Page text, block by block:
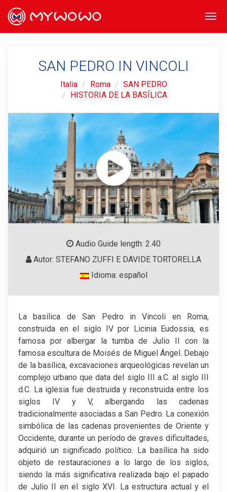
SAN PEDRO IN VINCOLI
Italia Roma
SAN PEDRO
HISTORIA DE LA BASÍLICA
Audio Guide length: 2.40
Autor: STEFANO ZUFFI E DAVIDE TORTORELLA
Idioma: español
La basílica de San Pedro in Vincoli en Roma,
construida en el siglo IV por Licinia Eudossia, es
famosa por albergar la tumba de Julio II con la
famosa escultura de Moisés de Miguel Ángel. Debajo
de la basílica, excavaciones arqueológicas revelan un
complejo urbano que data del siglo III a.C. al siglo III
d.C. La iglesia fue destruida y reconstruida entre los
siglos IV y V, albergando las cadenas
tradicionalmente asociadas a San Pedro. La conexión
simbólica de las cadenas provenientes de Oriente y
Occidente, durante un período de graves dificultades,
adquirió un significado político. La basílica ha sido
objeto de restauraciones a lo largo de los siglos,
siendo la más significativa realizada bajo el papado
de Julio II en el siglo XVI. La estructura actual y el